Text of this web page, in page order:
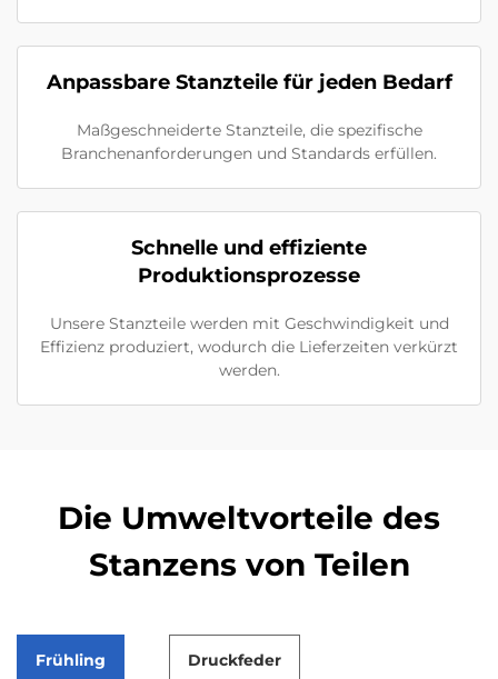
Anpassbare Stanzteile für jeden Bedarf
Maßgeschneiderte Stanzteile, die spezifische
Branchenanforderungen und Standards erfüllen.
Schnelle und effiziente
Produktionsprozesse
Unsere Stanzteile werden mit Geschwindigkeit und
Effizienz produziert, wodurch die Lieferzeiten verkürzt
werden.
Die Umweltvorteile des
Stanzens von Teilen
Frühling Druckfeder